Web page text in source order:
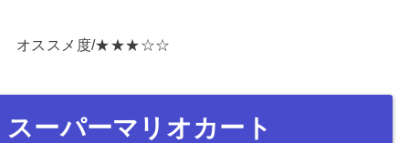
オススメ度/★★★☆☆
スーパーマリオカート